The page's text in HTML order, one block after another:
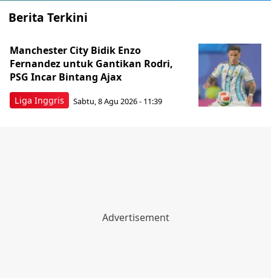
Berita Terkini
Liga Inggris
Manchester City Bidik Enzo
Fernandez untuk Gantikan Rodri,
PSG Incar Bintang Ajax
Sabtu, 8 Agu 2026 - 11:39